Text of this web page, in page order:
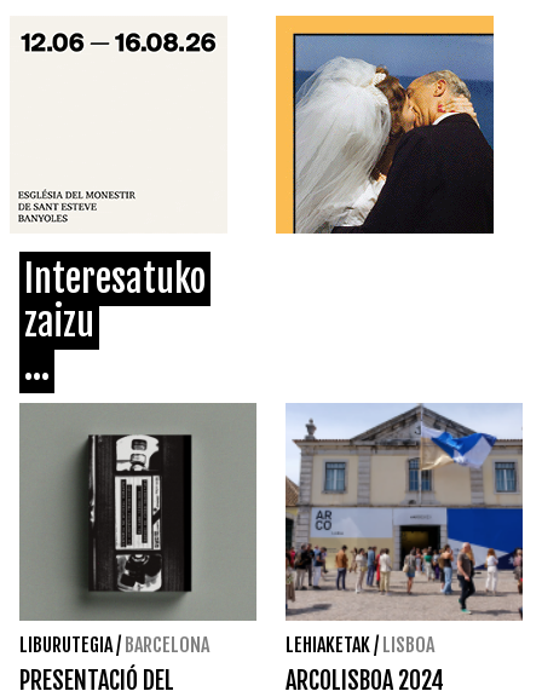
Interesatuko
zaizu
...
LIBURUTEGIA/ BARCELONA
PRESENTACIÓ DEL
LEHIAKETAK/ LISBOA
ARCOLISBOA 2024